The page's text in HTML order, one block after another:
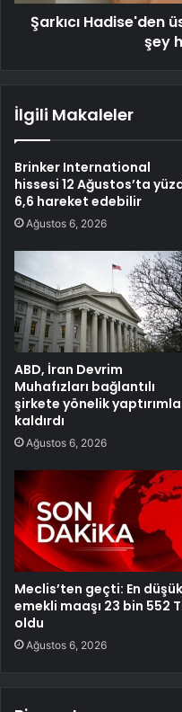
Şarkıcı Hadise'den
şey
İlgili Makaleler
Brinker International
hissesi 12 Ağustos’ta
6,6 hareket edebilir
Ağustos 6, 2026
ABD, İran Devrim
Muhafızları bağlantılı
şirkete yönelik
kaldırdı
Ağustos 6, 2026
Meclis’ten geçti: En düşük
emekli maaşı 23 bin 552
oldu
Ağustos 6, 2026